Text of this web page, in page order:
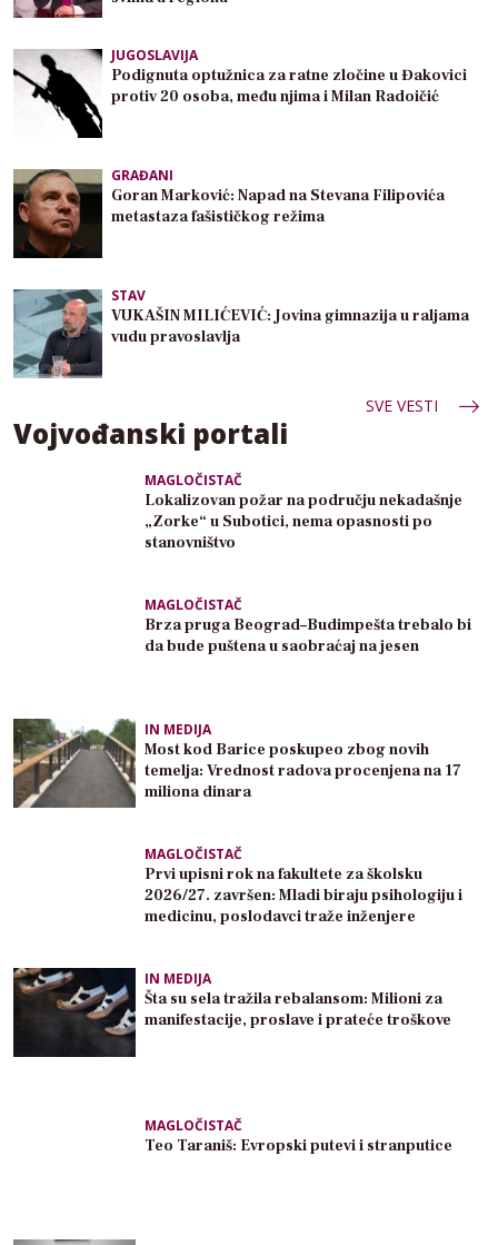
JUGOSLAVIJA
Podignuta optužnica za ratne zločine u Đakovici
protiv 20 osoba, među njima i Milan Radoičić
GRAĐANI
Goran Marković: Napad na Stevana Filipovića
metastaza fašističkog režima
STAV
VUKAŠIN MILIĆEVIĆ: Jovina gimnazija u raljama
vudu pravoslavlja
SVE VESTI
Vojvođanski portali
MAGLOČISTAČ
Lokalizovan požar na području nekadašnje
„Zorke“ u Subotici, nema opasnosti po
stanovništvo
MAGLOČISTAČ
Brza pruga Beograd–Budimpešta trebalo bi
da bude puštena u saobraćaj na jesen
IN MEDIJA
Most kod Barice poskupeo zbog novih
temelja: Vrednost radova procenjena na 17
miliona dinara
MAGLOČISTAČ
Prvi upisni rok na fakultete za školsku
2026/27. završen: Mladi biraju psihologiju i
medicinu, poslodavci traže inženjere
IN MEDIJA
Šta su sela tražila rebalansom: Milioni za
manifestacije, proslave i prateće troškove
MAGLOČISTAČ
Teo Taraniš: Evropski putevi i stranputice